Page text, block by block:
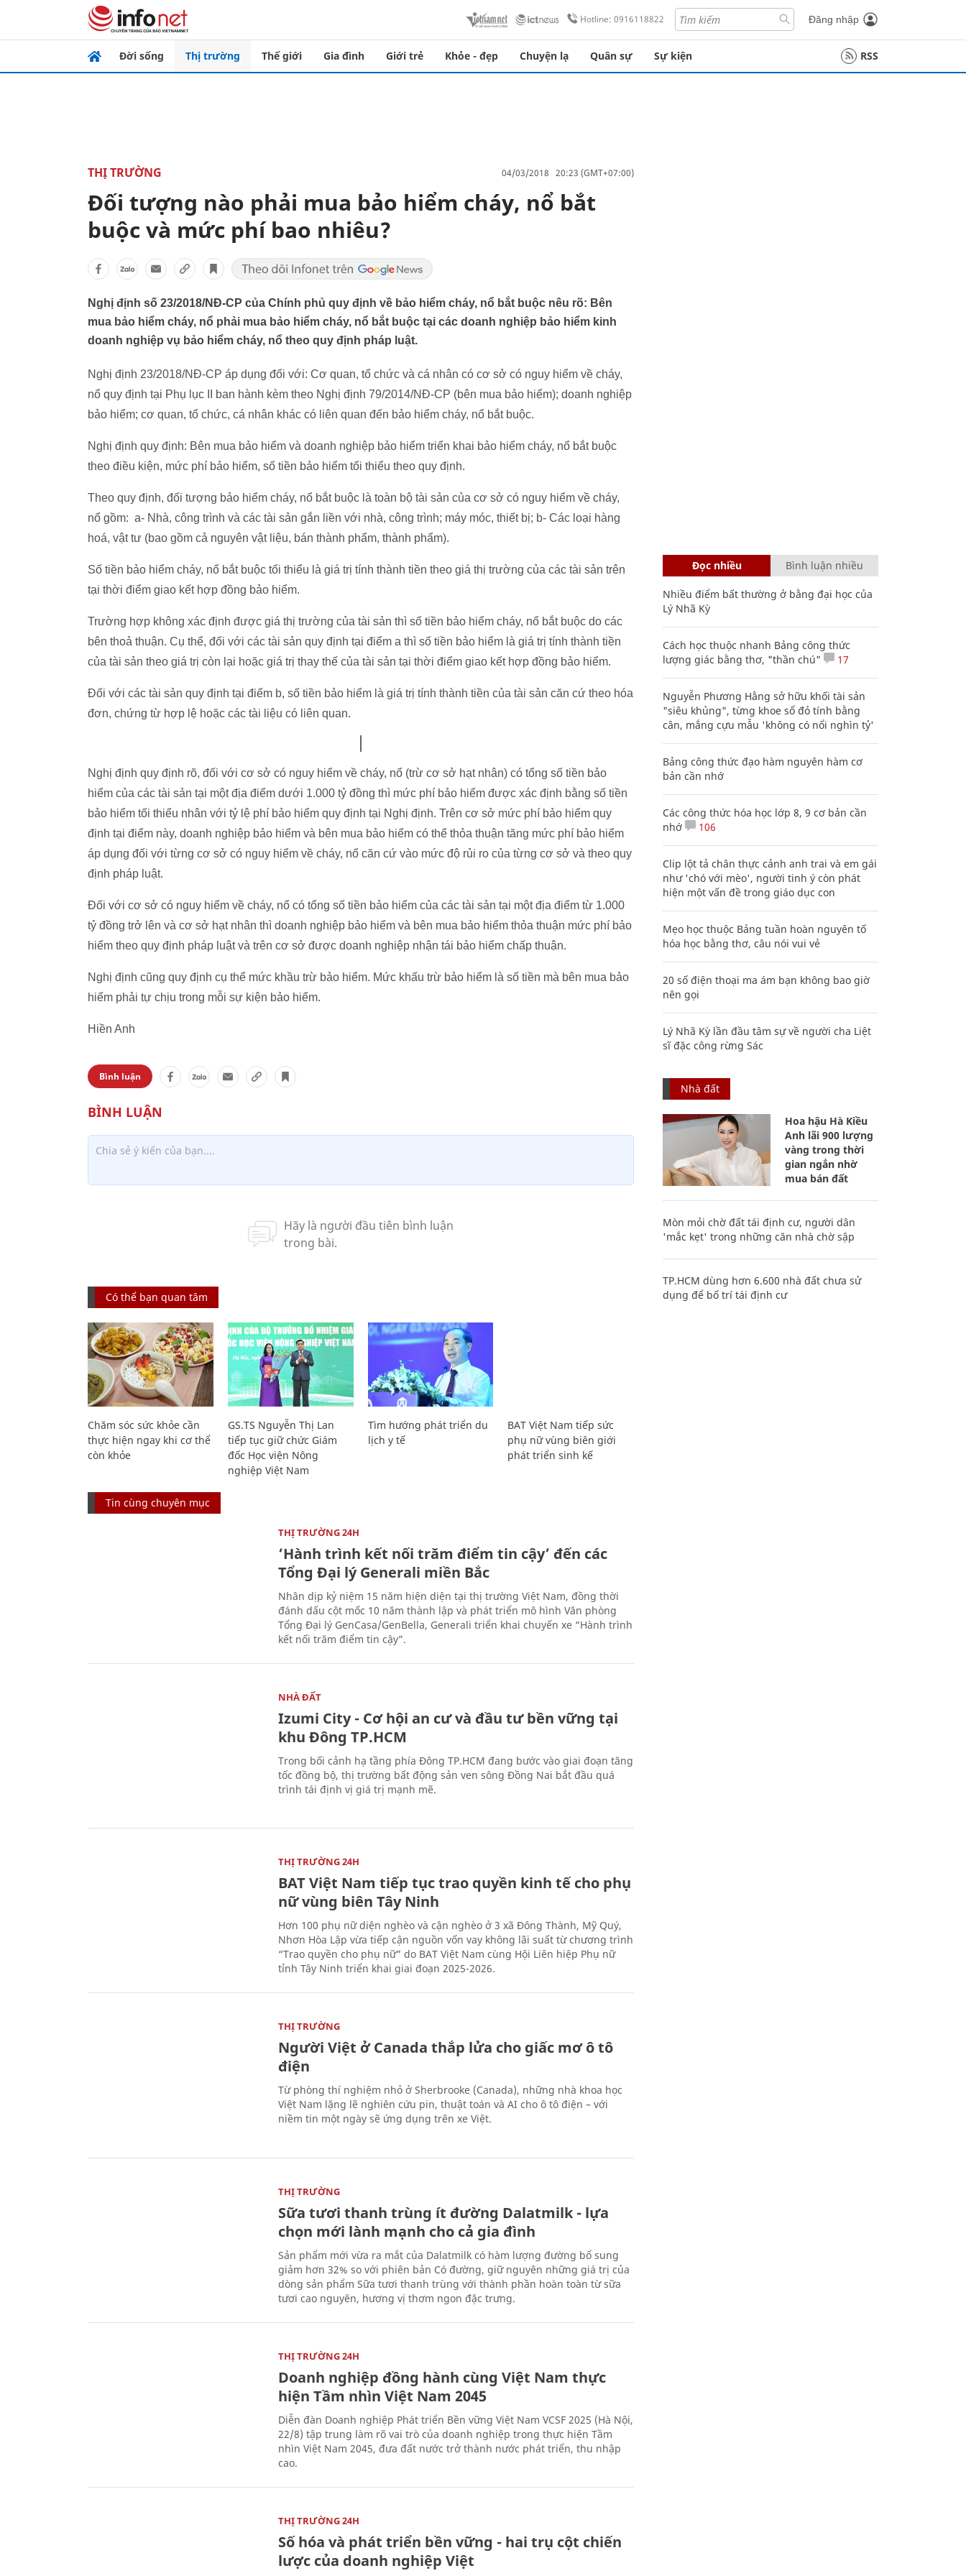
Hotline: 0916118822 Đăng nhập
Đời sống Thị trường Thế giới Gia đình Giới trẻ Khỏe - đẹp Chuyện lạ Quân sự Sự kiện RSS
THỊ TRƯỜNG 04/03/2018 20:23 (GMT+07:00)
Đối tượng nào phải mua bảo hiểm cháy, nổ bắt
buộc và mức phí bao nhiêu?
Nghị định số 23/2018/NĐ-CP của Chính phủ quy định về bảo hiểm cháy, nổ bắt buộc nêu rõ: Bên
mua bảo hiểm cháy, nổ phải mua bảo hiểm cháy, nổ bắt buộc tại các doanh nghiệp bảo hiểm kinh
doanh nghiệp vụ bảo hiểm cháy, nổ theo quy định pháp luật.
Nghị định 23/2018/NĐ-CP áp dụng đối với: Cơ quan, tổ chức và cá nhân có cơ sở có nguy hiểm về cháy,
nổ quy định tại Phụ lục II ban hành kèm theo Nghị định 79/2014/NĐ-CP (bên mua bảo hiểm); doanh nghiệp
bảo hiểm; cơ quan, tổ chức, cá nhân khác có liên quan đến bảo hiểm cháy, nổ bắt buộc.
Nghị định quy định: Bên mua bảo hiểm và doanh nghiệp bảo hiểm triển khai bảo hiểm cháy, nổ bắt buộc
theo điều kiện, mức phí bảo hiểm, số tiền bảo hiểm tối thiểu theo quy định.
Theo quy định, đối tượng bảo hiểm cháy, nổ bắt buộc là toàn bộ tài sản của cơ sở có nguy hiểm về cháy,
nổ gồm: a- Nhà, công trình và các tài sản gắn liền với nhà, công trình; máy móc, thiết bị; b- Các loại hàng
hoá, vật tư (bao gồm cả nguyên vật liệu, bán thành phẩm, thành phẩm).
Số tiền bảo hiểm cháy, nổ bắt buộc tối thiểu là giá trị tính thành tiền theo giá thị trường của các tài sản trên
tại thời điểm giao kết hợp đồng bảo hiểm.
Trường hợp không xác định được giá thị trường của tài sản thì số tiền bảo hiểm cháy, nổ bắt buộc do các
bên thoả thuận. Cụ thể, đối với các tài sản quy định tại điểm a thì số tiền bảo hiểm là giá trị tính thành tiền
của tài sản theo giá trị còn lại hoặc giá trị thay thế của tài sản tại thời điểm giao kết hợp đồng bảo hiểm.
Đối với các tài sản quy định tại điểm b, số tiền bảo hiểm là giá trị tính thành tiền của tài sản căn cứ theo hóa
đơn, chứng từ hợp lệ hoặc các tài liệu có liên quan.
Nghị định quy định rõ, đối với cơ sở có nguy hiểm về cháy, nổ (trừ cơ sở hạt nhân) có tổng số tiền bảo
hiểm của các tài sản tại một địa điểm dưới 1.000 tỷ đồng thì mức phí bảo hiểm được xác định bằng số tiền
bảo hiểm tối thiểu nhân với tỷ lệ phí bảo hiểm quy định tại Nghị định. Trên cơ sở mức phí bảo hiểm quy
định tại điểm này, doanh nghiệp bảo hiểm và bên mua bảo hiểm có thể thỏa thuận tăng mức phí bảo hiểm
áp dụng đối với từng cơ sở có nguy hiểm về cháy, nổ căn cứ vào mức độ rủi ro của từng cơ sở và theo quy
định pháp luật.
Đối với cơ sở có nguy hiểm về cháy, nổ có tổng số tiền bảo hiểm của các tài sản tại một địa điểm từ 1.000
tỷ đồng trở lên và cơ sở hạt nhân thì doanh nghiệp bảo hiểm và bên mua bảo hiểm thỏa thuận mức phí bảo
hiểm theo quy định pháp luật và trên cơ sở được doanh nghiệp nhận tái bảo hiểm chấp thuận.
Nghị định cũng quy định cụ thể mức khầu trừ bảo hiểm. Mức khấu trừ bảo hiểm là số tiền mà bên mua bảo
hiểm phải tự chịu trong mỗi sự kiện bảo hiểm.
Hiền Anh
Bình luận
Có thể bạn quan tâm
Chăm sóc sức khỏe cần
thực hiện ngay khi cơ thể
còn khỏe
GS.TS Nguyễn Thị Lan
tiếp tục giữ chức Giám
đốc Học viện Nông
nghiệp Việt Nam
Tìm hướng phát triển du
lịch y tế
BAT Việt Nam tiếp sức
phụ nữ vùng biên giới
phát triển sinh kế
Tin cùng chuyên mục
THỊ TRƯỜNG 24H
‘Hành trình kết nối trăm điểm tin cậy’ đến các
Tổng Đại lý Generali miền Bắc
Nhân dịp kỷ niệm 15 năm hiện diện tại thị trường Việt Nam, đồng thời
đánh dấu cột mốc 10 năm thành lập và phát triển mô hình Văn phòng
Tổng Đại lý GenCasa/GenBella, Generali triển khai chuyến xe “Hành trình
kết nối trăm điểm tin cậy”.
NHÀ ĐẤT
Izumi City - Cơ hội an cư và đầu tư bền vững tại
khu Đông TP.HCM
Trong bối cảnh hạ tầng phía Đông TP.HCM đang bước vào giai đoạn tăng
tốc đồng bộ, thị trường bất động sản ven sông Đồng Nai bắt đầu quá
trình tái định vị giá trị mạnh mẽ.
THỊ TRƯỜNG 24H
BAT Việt Nam tiếp tục trao quyền kinh tế cho phụ
nữ vùng biên Tây Ninh
Hơn 100 phụ nữ diện nghèo và cận nghèo ở 3 xã Đông Thành, Mỹ Quý,
Nhơn Hòa Lập vừa tiếp cận nguồn vốn vay không lãi suất từ chương trình
“Trao quyền cho phụ nữ” do BAT Việt Nam cùng Hội Liên hiệp Phụ nữ
tỉnh Tây Ninh triển khai giai đoạn 2025-2026.
THỊ TRƯỜNG
Người Việt ở Canada thắp lửa cho giấc mơ ô tô
điện
Từ phòng thí nghiệm nhỏ ở Sherbrooke (Canada), những nhà khoa học
Việt Nam lặng lẽ nghiên cứu pin, thuật toán và AI cho ô tô điện – với
niềm tin một ngày sẽ ứng dụng trên xe Việt.
THỊ TRƯỜNG
Sữa tươi thanh trùng ít đường Dalatmilk - lựa
chọn mới lành mạnh cho cả gia đình
Sản phẩm mới vừa ra mắt của Dalatmilk có hàm lượng đường bổ sung
giảm hơn 32% so với phiên bản Có đường, giữ nguyên những giá trị của
dòng sản phẩm Sữa tươi thanh trùng với thành phần hoàn toàn từ sữa
tươi cao nguyên, hương vị thơm ngon đặc trưng.
THỊ TRƯỜNG 24H
Doanh nghiệp đồng hành cùng Việt Nam thực
hiện Tầm nhìn Việt Nam 2045
Diễn đàn Doanh nghiệp Phát triển Bền vững Việt Nam VCSF 2025 (Hà Nội,
22/8) tập trung làm rõ vai trò của doanh nghiệp trong thực hiện Tầm
nhìn Việt Nam 2045, đưa đất nước trở thành nước phát triển, thu nhập
cao.
THỊ TRƯỜNG 24H
Số hóa và phát triển bền vững - hai trụ cột chiến
lược của doanh nghiệp Việt
Đọc nhiều Bình luận nhiều
Nhiều điểm bất thường ở bằng đại học của
Lý Nhã Kỳ
Cách học thuộc nhanh Bảng công thức
lượng giác bằng thơ, "thần chú"
17
Nguyễn Phương Hằng sở hữu khối tài sản
"siêu khủng", từng khoe sổ đỏ tính bằng
cân, mắng cựu mẫu 'không có nổi nghìn tỷ'
Bảng công thức đạo hàm nguyên hàm cơ
bản cần nhớ
Các công thức hóa học lớp 8, 9 cơ bản cần
nhớ
106
Clip lột tả chân thực cảnh anh trai và em gái
như 'chó với mèo', người tinh ý còn phát
hiện một vấn đề trong giáo dục con
Mẹo học thuộc Bảng tuần hoàn nguyên tố
hóa học bằng thơ, câu nói vui vẻ
20 số điện thoại ma ám bạn không bao giờ
nên gọi
Lý Nhã Kỳ lần đầu tâm sự về người cha Liệt
sĩ đặc công rừng Sác
Nhà đất
Hoa hậu Hà Kiều
Anh lãi 900 lượng
vàng trong thời
gian ngắn nhờ
mua bán đất
Mòn mỏi chờ đất tái định cư, người dân
'mắc kẹt' trong những căn nhà chờ sập
TP.HCM dùng hơn 6.600 nhà đất chưa sử
dụng để bố trí tái định cư